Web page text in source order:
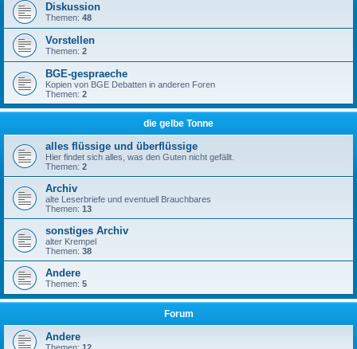
Diskussion
Themen: 48
Vorstellen
Themen: 2
BGE-gespraeche
Kopien von BGE Debatten in anderen Foren
Themen: 2
die gelbe Tonne
alles flüssige und überflüssige
Hier findet sich alles, was den Guten nicht gefällt.
Themen: 2
Archiv
alte Leserbriefe und eventuell Brauchbares
Themen: 13
sonstiges Archiv
alter Krempel
Themen: 38
Andere
Themen: 5
Forum
Andere